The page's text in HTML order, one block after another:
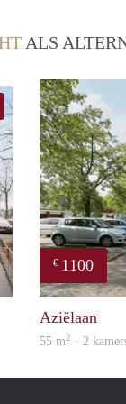
ALS
finder
€ 1100
Aziëlaan
55 m2 · 2